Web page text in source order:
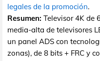
legales de la promoción.
Resumen: Televisor 4K de
media-alta de televisores
un panel ADS con
zonas), de 8 bits + FRC y